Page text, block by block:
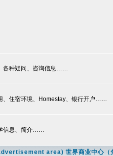
各种疑问、咨询信息……
、住宿环境、Homestay、银行开户……
信息、简介……
area) 世界商业中心（